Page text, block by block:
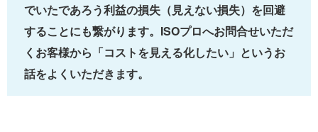
でいたであろう利益の損失（見えない損失）を回避
することにも繋がります。ISOプロへお問合せいただ
くお客様から「コストを見える化したい」というお
話をよくいただきます。